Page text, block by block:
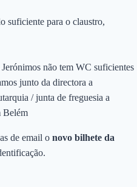
suficiente para o claustro,
não tem WC suficientes
junto da directora a
/ junta de freguesia a
Belém
de email o novo bilhete da